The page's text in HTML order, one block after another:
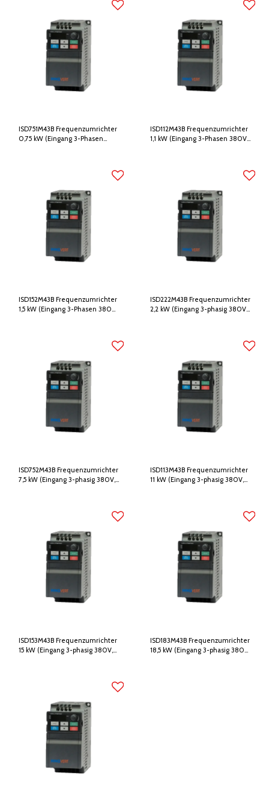
ISD751M43B Frequenzumrichter
0,75 kW (Eingang 3-Phasen
ISD112M43B Frequenzumrichter
1,1 kW (Eingang 3-Phasen 380V,
ISD152M43B Frequenzumrichter
1,5 kW (Eingang 3-Phasen 380V,
ISD222M43B Frequenzumrichter
2,2 kW (Eingang 3-phasig 380V,
ISD752M43B Frequenzumrichter
7,5 kW (Eingang 3-phasig 380V,
ISD113M43B Frequenzumrichter
11 kW (Eingang 3-phasig 380V,
ISD153M43B Frequenzumrichter
15 kW (Eingang 3-phasig 380V,
ISD183M43B Frequenzumrichter
18,5 kW (Eingang 3-phasig 380V,